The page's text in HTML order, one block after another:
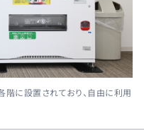
階に設置されており、自由に利用